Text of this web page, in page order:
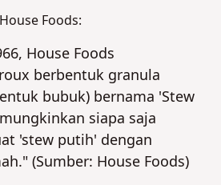
Foods:
House Foods
berbentuk granula
bubuk) bernama 'Stew
siapa saja
'stew putih' dengan
(Sumber: House Foods)